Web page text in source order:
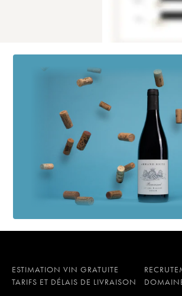
ESTIMATION VIN GRATUITE
TARIFS ET DÉLAIS DE LIVRAISON